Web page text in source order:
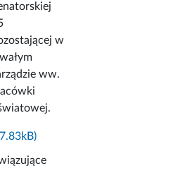
w
ww.